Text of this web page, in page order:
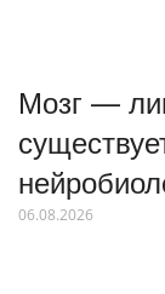
Мозг —
06.08.2026